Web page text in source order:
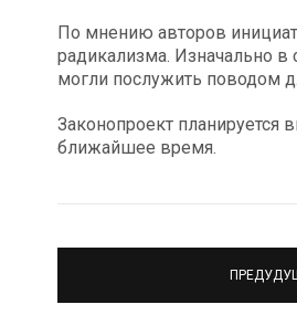
По мнению авторов
радикализма. Изначально
могли послужить поводом
Законопроект планируется
ближайшее время.